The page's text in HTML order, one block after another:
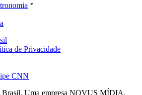
de Privacidade
CNN
Uma empresa NOVUS MÍDIA.